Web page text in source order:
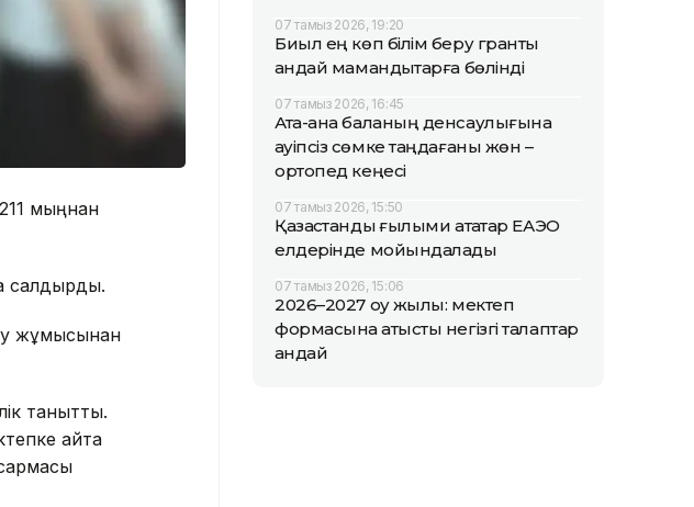
мыңнан
салдырды.
жұмысынан
танытты.
қайта
07 тамыз 2026, 19:20
Биыл ең көп білім беру гранты
қандай мамандықтарға бөлінді
07 тамыз 2026, 16:45
Ата-ана баланың денсаулығына
қауіпсіз сөмке таңдағаны жөн –
ортопед кеңесі
07 тамыз 2026, 15:50
Қазақстандық ғылыми атақтар ЕАЭО
елдерінде мойындалады
07 тамыз 2026, 15:06
2026–2027 оқу жылы: мектеп
формасына қатысты негізгі талаптар
қандай